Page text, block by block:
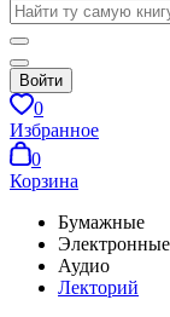
Войти
0
Избранное
0
Корзина
Бумажные
Электронные
Аудио
Лекторий